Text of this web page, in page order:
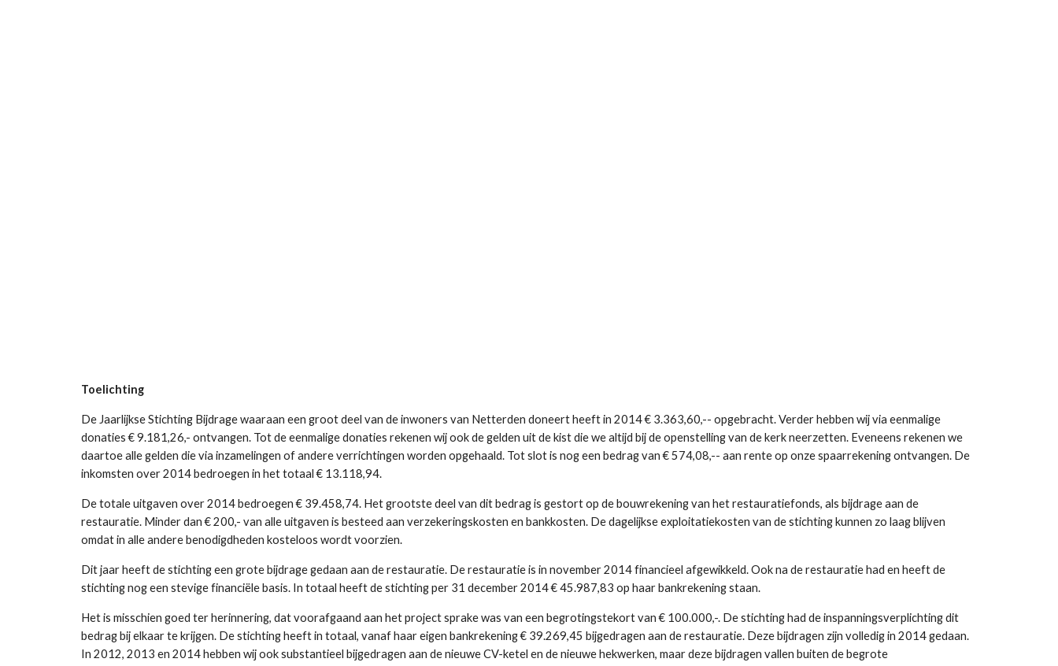
Toelichting
De Jaarlijkse Stichting Bijdrage waaraan een groot deel van de inwoners van Netterden doneert heeft in 2014 € 3.363,60,-- opgebracht. Verder hebben wij via eenmalige
donaties € 9.181,26,- ontvangen. Tot de eenmalige donaties rekenen wij ook de gelden uit de kist die we altijd bij de openstelling van de kerk neerzetten. Eveneens rekenen we
daartoe alle gelden die via inzamelingen of andere verrichtingen worden opgehaald. Tot slot is nog een bedrag van € 574,08,-- aan rente op onze spaarrekening ontvangen. De
inkomsten over 2014 bedroegen in het totaal € 13.118,94.
De totale uitgaven over 2014 bedroegen € 39.458,74. Het grootste deel van dit bedrag is gestort op de bouwrekening van het restauratiefonds, als bijdrage aan de
restauratie. Minder dan € 200,- van alle uitgaven is besteed aan verzekeringskosten en bankkosten. De dagelijkse exploitatiekosten van de stichting kunnen zo laag blijven
omdat in alle andere benodigdheden kosteloos wordt voorzien.
Dit jaar heeft de stichting een grote bijdrage gedaan aan de restauratie. De restauratie is in november 2014 financieel afgewikkeld. Ook na de restauratie had en heeft de
stichting nog een stevige financiële basis. In totaal heeft de stichting per 31 december 2014 € 45.987,83 op haar bankrekening staan.
Het is misschien goed ter herinnering, dat voorafgaand aan het project sprake was van een begrotingstekort van € 100.000,-. De stichting had de inspanningsverplichting dit
bedrag bij elkaar te krijgen. De stichting heeft in totaal, vanaf haar eigen bankrekening € 39.269,45 bijgedragen aan de restauratie. Deze bijdragen zijn volledig in 2014 gedaan.
In 2012, 2013 en 2014 hebben wij ook substantieel bijgedragen aan de nieuwe CV-ketel en de nieuwe hekwerken, maar deze bijdragen vallen buiten de begrote